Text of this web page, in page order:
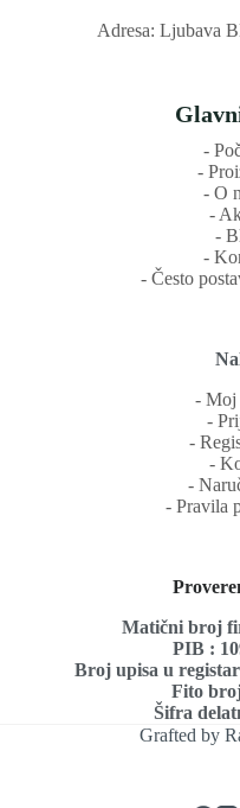
Adresa: Ljubava
‐
‐
‐ O
‐
‐
‐
‐ Često
‐
‐
‐
‐
‐
‐ Pravila
Matični broj
PIB :
Broj upisa u
Fito
Šifra
Grafted by